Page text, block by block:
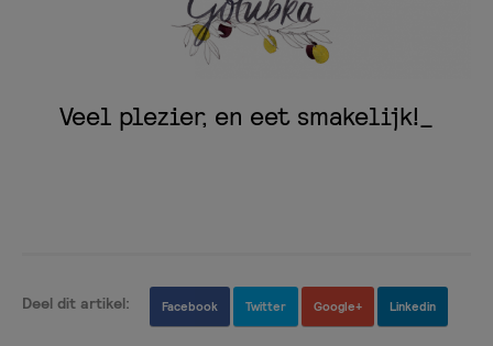
Veel plezier, en eet smakelijk!_
Deel dit artikel: Facebook Twitter Google+ Linkedin